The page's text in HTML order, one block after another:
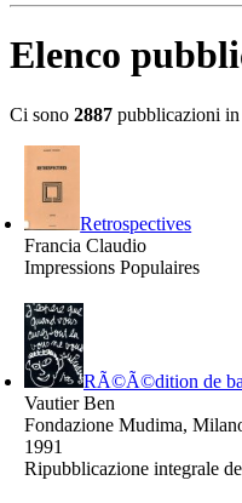
Elenco
Ci sono 2887 pubblicazioni
Retrospectives
Francia Claudio
Impressions Populaires
RÃ©Ã©dition de
Vautier Ben
Fondazione Mudima,
1991
Ripubblicazione integrale